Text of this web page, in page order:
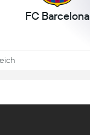
FC Barcelona